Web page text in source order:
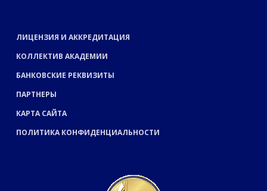
ЛИЦЕНЗИЯ И АККРЕДИТАЦИЯ
КОЛЛЕКТИВ АКАДЕМИИ
БАНКОВСКИЕ РЕКВИЗИТЫ
ПАРТНЕРЫ
КАРТА САЙТА
ПОЛИТИКА КОНФИДЕНЦИАЛЬНОСТИ